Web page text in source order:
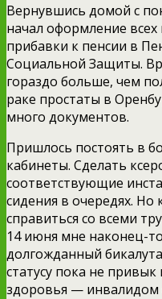
Вернувшись домой с
начал оформление
прибавки к пенсии в
Социальной Защиты.
гораздо больше, чем
раке простаты в
много документов.
Пришлось постоять в
кабинеты. Сделать
соответствующие
сидения в очередях. Но
справиться со всеми
14 июня мне наконец-
долгожданный
статусу пока не
здоровья —